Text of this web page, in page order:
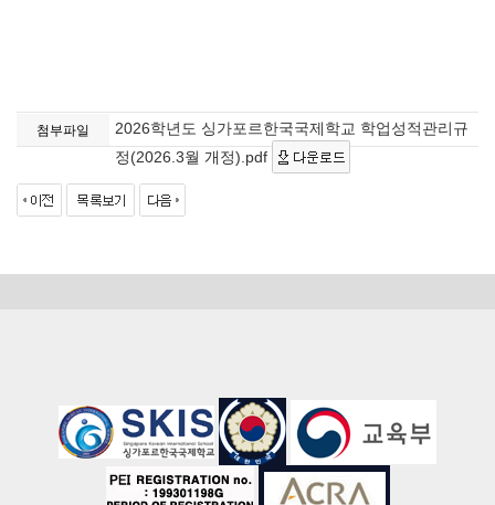
첨부파일
2026학년도 싱가포르한국국제학교 학업성적관리규
정(2026.3월 개정).pdf